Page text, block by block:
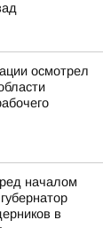
осмотрел
началом
в